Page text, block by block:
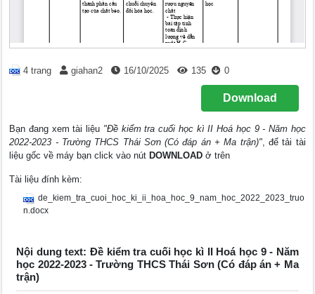
4 trang giahan2 16/10/2025 135 0
Download
Bạn đang xem tài liệu "Đề kiểm tra cuối học kì II Hoá học 9 - Năm học
2022-2023 - Trường THCS Thái Sơn (Có đáp án + Ma trận)", để tải tài
liệu gốc về máy bạn click vào nút DOWNLOAD ở trên
Tài liệu đính kèm:
de_kiem_tra_cuoi_hoc_ki_ii_hoa_hoc_9_nam_hoc_2022_2023_truo
n.docx
Nội dung text: Đề kiểm tra cuối học kì II Hoá học 9 - Năm
học 2022-2023 - Trường THCS Thái Sơn (Có đáp án + Ma
trận)